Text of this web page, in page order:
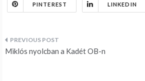
PINTEREST LINKEDIN
Bejegyzés
Miklós nyolcban a Kadét OB-n